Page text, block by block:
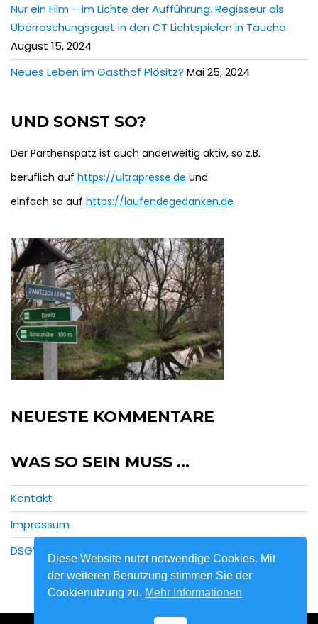
Nur ein Film – im Lichte der Aufführung. Regisseur als
Überraschungsgast in den CT Lichtspielen in Taucha
August 15, 2024
Neues Leben im Gasthof Plösitz? Mai 25, 2024
UND SONST SO?
Der Parthenspatz ist auch anderweitig aktiv, so z.B.
beruflich auf https://ultrapresse.de und
einfach so auf https://laufendegedanken.de
NEUESTE KOMMENTARE
WAS SO SEIN MUSS …
Kontakt
Impressum
DSGVO
Diese Website nutzt notwendige Cookies. Mit
der weiteren Benutzung stimmen Sie der
Cookienutzung zu. Mehr Informationen